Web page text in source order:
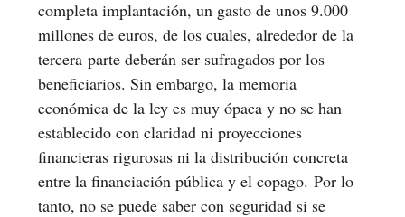
completa implantación, un gasto de unos 9.000
millones de euros, de los cuales, alrededor de la
tercera parte deberán ser sufragados por los
beneficiarios. Sin embargo, la memoria
económica de la ley es muy ópaca y no se han
establecido con claridad ni proyecciones
financieras rigurosas ni la distribución concreta
entre la financiación pública y el copago. Por lo
tanto, no se puede saber con seguridad si se